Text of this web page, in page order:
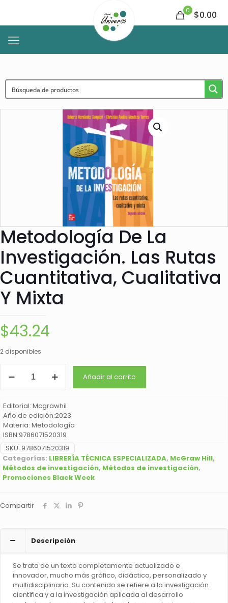
0 $0.00
Metodología De La
Investigación. Las Rutas
Cuantitativa, Cualitativa
Y Mixta
$43.24
2 disponibles
Las
Rutas
Cuantitativa,
Cualitativa
Y
Mixta
cantidad
Añadir al carrito
Editorial: Mcgrawhil
Año de edición:2023
Materia: Metodología
ISBN:9786071520319
SKU: 9786071520319
Categorías: LIBRERÍA TÉCNICA ESPECIALIZADA, McGraw Hill,
Métodos de investigación, Métodos de investigación,
Promociones Black Week
Compartir
Descripción
Se trata de un texto completamente actualizado e
innovador, mucho más gráfico, didáctico, personalizado y
multidisciplinario. Su contenido se refiere a la investigación
científica y a la investigación aplicada al desarrollo